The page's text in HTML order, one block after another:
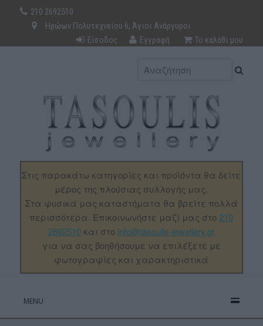
210 2692510
Ηρώων Πολυτεχνείου 6, Άγιοι Ανάργυροι
Είσοδος
Εγγραφή Το καλάθι μου
Στις παρακάτω κατηγορίες και προϊόντα θα δείτε
μέρος της πλούσιας συλλογής μας.
Στα φυσικά μας καταστήματα θα βρείτε πολλά
περισσότερα. Επικοινωνήστε μαζί μας στο 210
2692510και στο info@tasoulis-jewellery.gr
για να σας βοηθήσουμε να επιλέξετε με
φωτογραφίες και χαρακτηριστικά
MENU